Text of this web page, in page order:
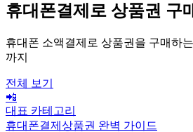
휴대폰결제로 상품권 구
휴대폰 소액결제로 상품권을 구매하
까지
전체 보기
📲
대표 카테고리
휴대폰결제상품권 완벽 가이드